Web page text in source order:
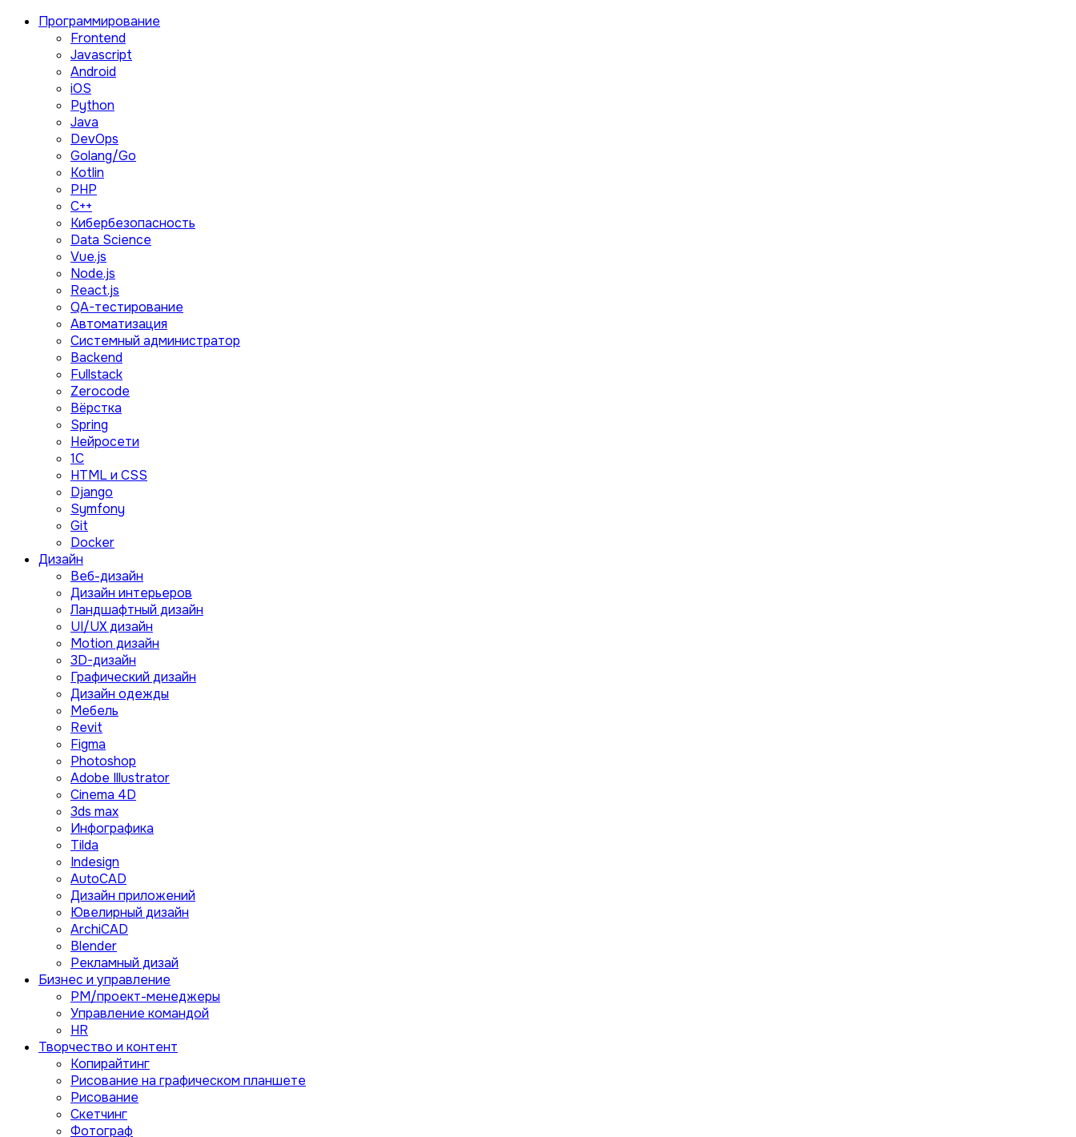
Программирование
Frontend
Javascript
Android
iOS
Python
Java
DevOps
Golang/Go
Kotlin
PHP
C++
Кибербезопасность
Data Science
Vue.js
Node.js
React.js
QA-тестирование
Автоматизация
Системный администратор
Backend
Fullstack
Zerocode
Вёрстка
Spring
Нейросети
1C
HTML и CSS
Django
Symfony
Git
Docker
Дизайн
Веб-дизайн
Дизайн интерьеров
Ландшафтный дизайн
UI/UX дизайн
Motion дизайн
3D-дизайн
Графический дизайн
Дизайн одежды
Мебель
Revit
Figma
Photoshop
Adobe Illustrator
Сinema 4D
3ds max
Инфографика
Tilda
Indesign
AutoCAD
Дизайн приложений
Ювелирный дизайн
ArchiCAD
Blender
Рекламный дизай
Бизнес и управление
PM/проект-менеджеры
Управление командой
HR
Творчество и контент
Копирайтинг
Рисование на графическом планшете
Рисование
Скетчинг
Фотограф